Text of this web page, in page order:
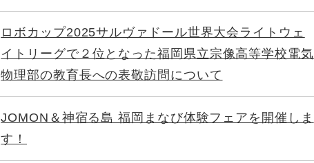
ロボカップ2025サルヴァドール世界大会ライトウェ
イトリーグで２位となった福岡県立宗像高等学校電気
物理部の教育長への表敬訪問について
JOMON＆神宿る島 福岡まなび体験フェアを開催しま
す！